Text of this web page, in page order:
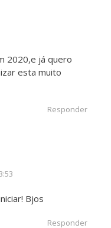
2020,e já quero
esta muito
Responder
Bjos
Responder